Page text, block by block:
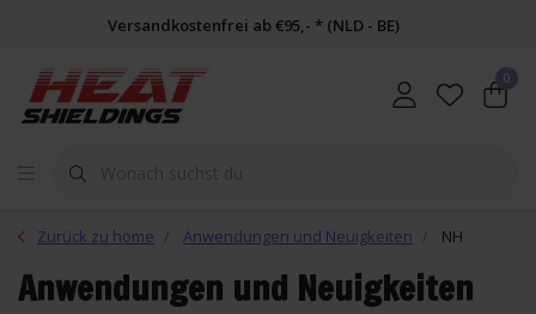
Versandkostenfrei ab €95,- * (NLD - BE)
0
Zurück zu home Anwendungen und Neuigkeiten NH
Anwendungen und Neuigkeiten